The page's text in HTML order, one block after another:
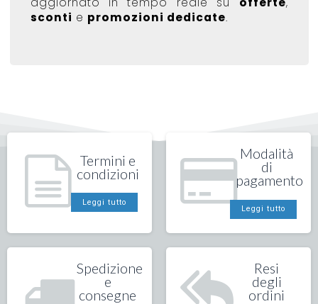
sconti e promozioni dedicate.
Termini e
condizioni
Leggi tutto
Modalità
di
pagamento
Leggi tutto
Spedizione
e
consegne
Resi
degli
ordini